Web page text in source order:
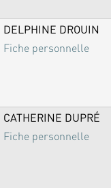
DELPHINE DROUIN
Fiche personnelle
CATHERINE DUPRÉ
Fiche personnelle